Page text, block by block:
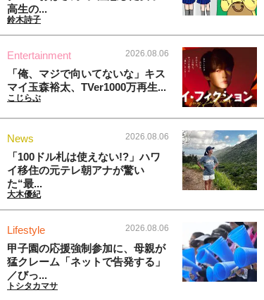
高生の...
鈴木詩子
Entertainment 2026.08.06
「俺、マジで向いてないな」キス
マイ玉森裕太、TVer1000万再生...
こじらぶ
News 2026.08.06
「100ドル札は使えない!?」ハワ
イ移住の元テレ朝アナが驚い
た“最...
大木優紀
Lifestyle 2026.08.06
甲子園の応援強制参加に、母親が
猛クレーム「ネットで告発する」
／びっ...
トシタカマサ